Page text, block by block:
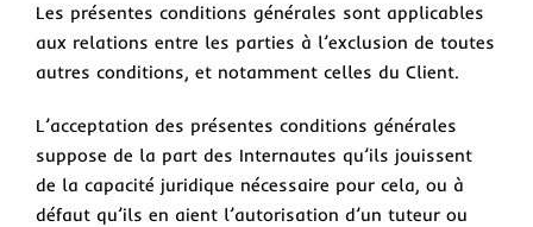
Les présentes conditions générales sont applicables
aux relations entre les parties à l’exclusion de toutes
autres conditions, et notamment celles du Client.
L’acceptation des présentes conditions générales
suppose de la part des Internautes qu’ils jouissent
de la capacité juridique nécessaire pour cela, ou à
défaut qu’ils en aient l’autorisation d’un tuteur ou